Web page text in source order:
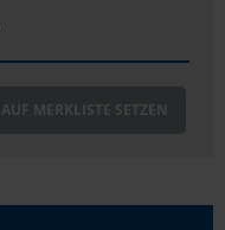
AUF MERKLISTE SETZEN